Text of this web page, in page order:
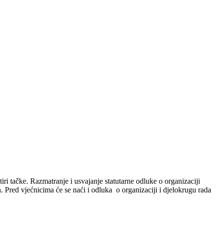
tačke. Razmatranje i usvajanje statutarne odluke o organizaciji
Pred vjećnicima će se naći i odluka o organizaciji i djelokrugu rada